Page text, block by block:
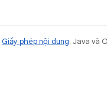
Giấy phép nội dung. Java và